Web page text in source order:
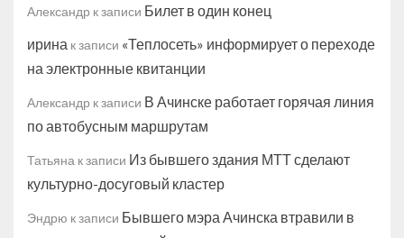
Александр к записи Билет в один конец
ирина к записи «Теплосеть» информирует о переходе
на электронные квитанции
Александр к записи В Ачинске работает горячая линия
по автобусным маршрутам
Татьяна к записи Из бывшего здания МТТ сделают
культурно-досуговый кластер
Эндрю к записи Бывшего мэра Ачинска втравили в